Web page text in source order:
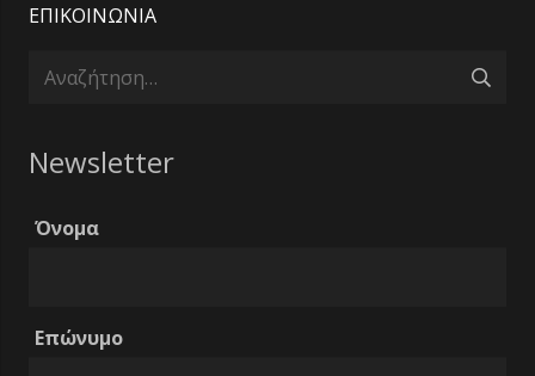
ΕΠΙΚΟΙΝΩΝΙΑ
Αναζήτηση
Newsletter
Όνομα
Επώνυμο